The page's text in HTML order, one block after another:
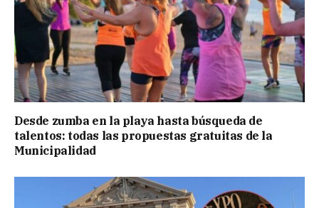
Desde zumba en la playa hasta búsqueda de
talentos: todas las propuestas gratuitas de la
Municipalidad